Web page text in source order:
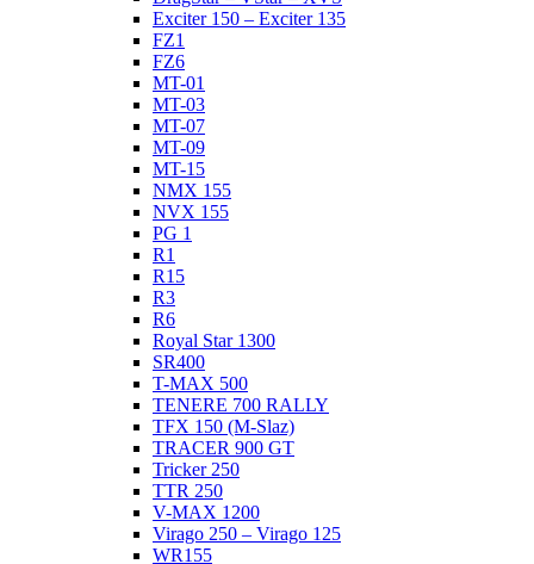
Exciter 150 – Exciter 135
FZ1
FZ6
MT-01
MT-03
MT-07
MT-09
MT-15
NMX 155
NVX 155
PG 1
R1
R15
R3
R6
Royal Star 1300
SR400
T-MAX 500
TENERE 700 RALLY
TFX 150 (M-Slaz)
TRACER 900 GT
Tricker 250
TTR 250
V-MAX 1200
Virago 250 – Virago 125
WR155